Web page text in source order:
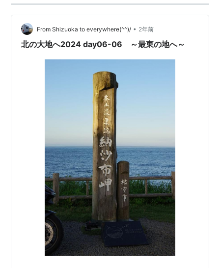
From Shizuoka to everywhere(^^)/ • 2年前
北の大地へ2024 day06-06 ～最東の地へ～